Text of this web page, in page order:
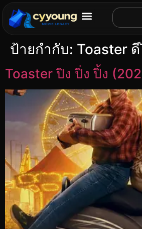
ป้ายกำกับ: Toaster
Toaster ปิง ปิ่ง ปิ้ง